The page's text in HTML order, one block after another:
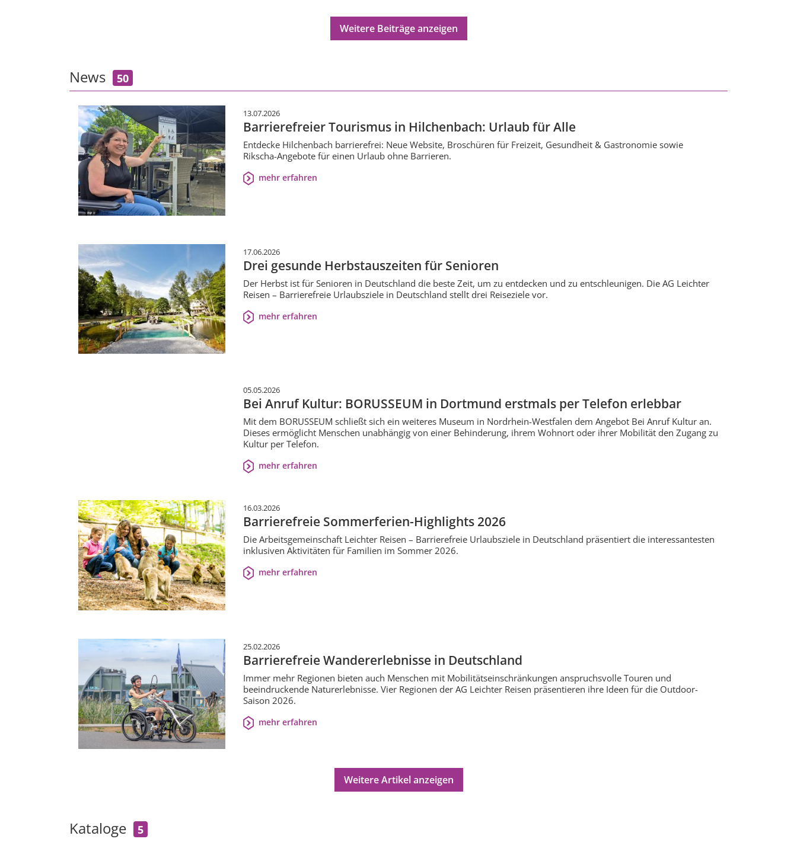
Weitere Beiträge anzeigen
News 50
13.07.2026
Barrierefreier Tourismus in Hilchenbach: Urlaub für Alle
Entdecke Hilchenbach barrierefrei: Neue Website, Broschüren für Freizeit, Gesundheit & Gastronomie sowie
Rikscha-Angebote für einen Urlaub ohne Barrieren.
mehr erfahren
17.06.2026
Drei gesunde Herbstauszeiten für Senioren
Der Herbst ist für Senioren in Deutschland die beste Zeit, um zu entdecken und zu entschleunigen. Die AG Leichter
Reisen – Barrierefreie Urlaubsziele in Deutschland stellt drei Reiseziele vor.
mehr erfahren
05.05.2026
Bei Anruf Kultur: BORUSSEUM in Dortmund erstmals per Telefon erlebbar
Mit dem BORUSSEUM schließt sich ein weiteres Museum in Nordrhein-Westfalen dem Angebot Bei Anruf Kultur an.
Dieses ermöglicht Menschen unabhängig von einer Behinderung, ihrem Wohnort oder ihrer Mobilität den Zugang zu
Kultur per Telefon.
mehr erfahren
16.03.2026
Barrierefreie Sommerferien-Highlights 2026
Die Arbeitsgemeinschaft Leichter Reisen – Barrierefreie Urlaubsziele in Deutschland präsentiert die interessantesten
inklusiven Aktivitäten für Familien im Sommer 2026.
mehr erfahren
25.02.2026
Barrierefreie Wandererlebnisse in Deutschland
Immer mehr Regionen bieten auch Menschen mit Mobilitätseinschränkungen anspruchsvolle Touren und
beeindruckende Naturerlebnisse. Vier Regionen der AG Leichter Reisen präsentieren ihre Ideen für die Outdoor-
Saison 2026.
mehr erfahren
Weitere Artikel anzeigen
Kataloge 5